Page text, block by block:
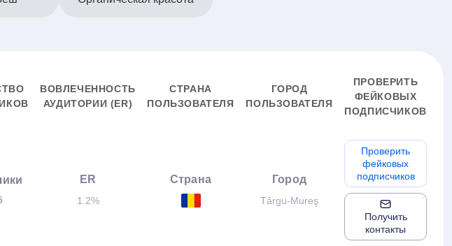
ВОВЛЕЧЕННОСТЬ
АУДИТОРИИ (ER)
СТРАНА
ПОЛЬЗОВАТЕЛЯ
ГОРОД
ПОЛЬЗОВАТЕЛЯ
ПРОВЕРИТЬ
ФЕЙКОВЫХ
ПОДПИСЧИКОВ
ER
1.2%
Страна Город
Târgu-Mureş
Проверить
фейковых
подписчиков
Получить
контакты